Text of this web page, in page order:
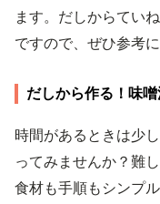
ます。だしからてい
ですので、ぜひ参考
だしから作る！味
時間があるときは少
ってみませんか？難
食材も手順もシンプ